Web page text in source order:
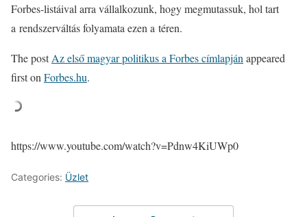
Forbes-listáival arra vállalkozunk, hogy megmutassuk, hol tart
a rendszerváltás folyamata ezen a téren.
The postAz első magyar politikus a Forbes címlapján appeared
first on Forbes.hu.
https://www.youtube.com/watch?v=Pdnw4KiUWp0
Categories: Üzlet